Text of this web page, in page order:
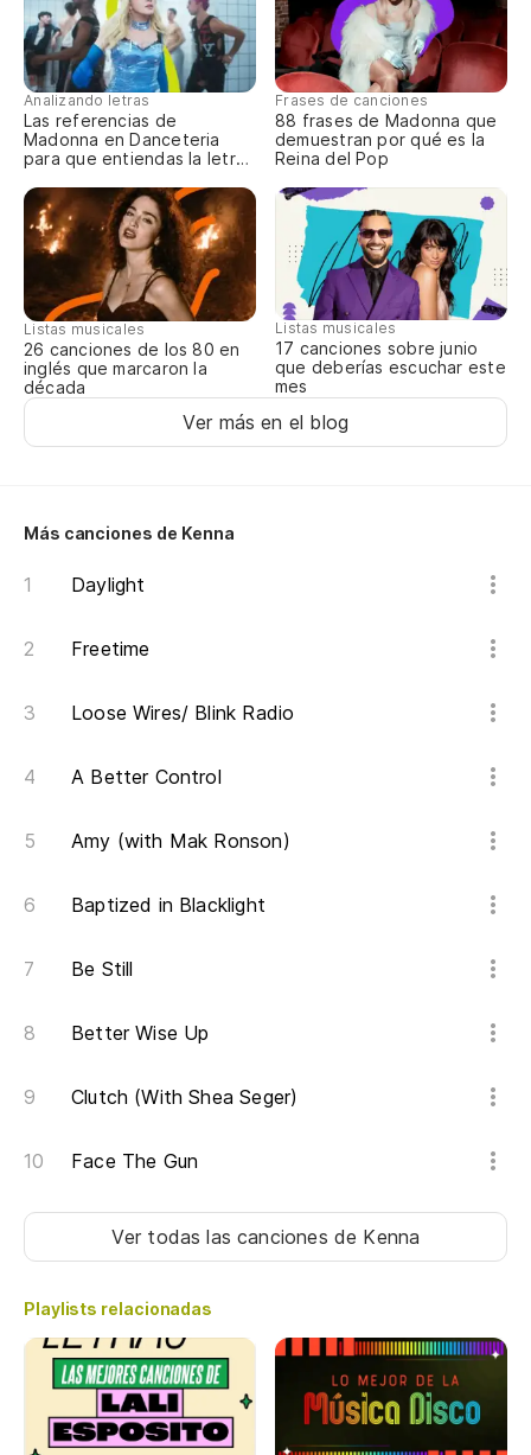
Analizando letras
Las referencias de
Madonna en Danceteria
para que entiendas la letra
Frases de canciones
88 frases de Madonna que
demuestran por qué es la
Reina del Pop
Listas musicales
26 canciones de los 80 en
inglés que marcaron la
década
Listas musicales
17 canciones sobre junio
que deberías escuchar este
mes
Ver más en el blog
Más canciones de Kenna
Daylight
Freetime
Loose Wires/ Blink Radio
A Better Control
Amy (with Mak Ronson)
Baptized in Blacklight
Be Still
Better Wise Up
Clutch (With Shea Seger)
Face The Gun
Ver todas las canciones de Kenna
Playlists relacionadas